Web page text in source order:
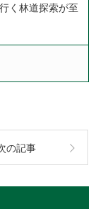
く林道探索が至
の記事